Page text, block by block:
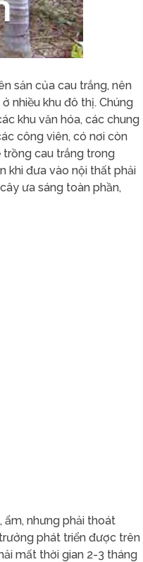
sản của cau trắng, nên
nhiều khu đô thị. Chúng
khu văn hóa, các chung
công viên, có nơi còn
cau trắng trong
khi đưa vào nội thất phải
ưa sáng toàn phần,
ẩm, nhưng phải thoát
phát triển được trên
mất thời gian 2-3 tháng